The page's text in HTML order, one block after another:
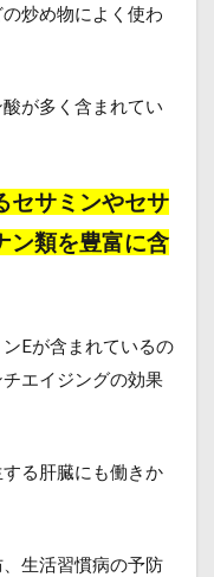
炒め物によく使わ
が多く含まれてい
セサミンやセサ
ン類を豊富に含
Eが含まれているの
エイジングの効果
る肝臓にも働きか
生活習慣病の予防